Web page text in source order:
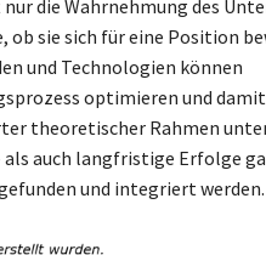
die Wahrnehmung des
ob sie sich für eine Position
und Technologien können
optimieren und
theoretischer Rahmen
auch langfristige Erfolge
und integriert werden.